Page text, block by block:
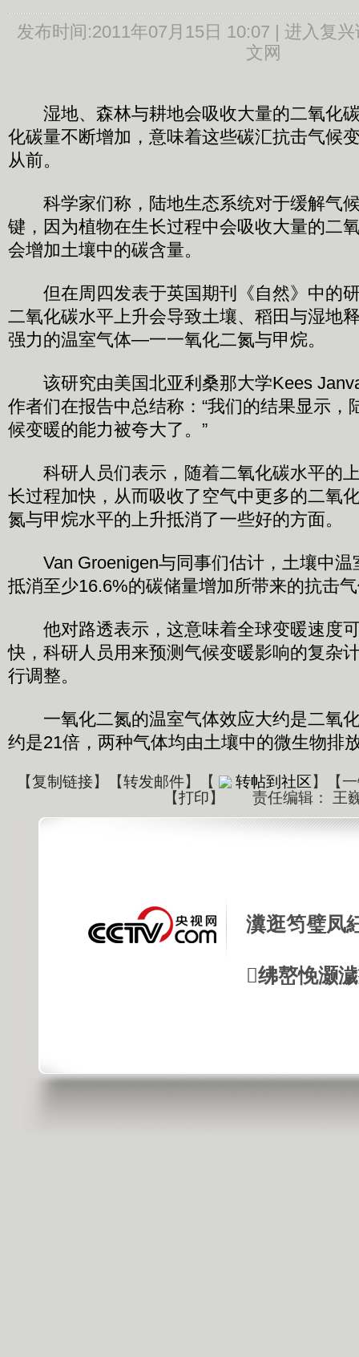
发布时间:2011年07月15日 10:07 | 进入复兴
文网
湿地、森林与耕地会吸收大量的二氧化
化碳量不断增加，意味着这些碳汇抗击气候
从前。
科学家们称，陆地生态系统对于缓解气
键，因为植物在生长过程中会吸收大量的二
会增加土壤中的碳含量。
但在周四发表于英国期刊《自然》中的
二氧化碳水平上升会导致土壤、稻田与湿地
强力的温室气体—一一氧化二氮与甲烷。
该研究由美国北亚利桑那大学Kees
作者们在报告中总结称：“我们的结果显示，
候变暖的能力被夸大了。”
科研人员们表示，随着二氧化碳水平的
长过程加快，从而吸收了空气中更多的二氧
氮与甲烷水平的上升抵消了一些好的方面。
Van Groenigen与同事们估计，土壤中温
抵消至少16.6%的碳储量增加所带来的抗击
他对路透表示，这意味着全球变暖速度
快，科研人员用来预测气候变暖影响的复杂
行调整。
一氧化二氮的温室气体效应大约是二氧
约是21倍，两种气体均由土壤中的微生物排
【复制链接】【转发邮件】 【 转帖到社区】【
【打印】 责任编辑： 王
瀵逛笉璧凤
绋嶅悗灏